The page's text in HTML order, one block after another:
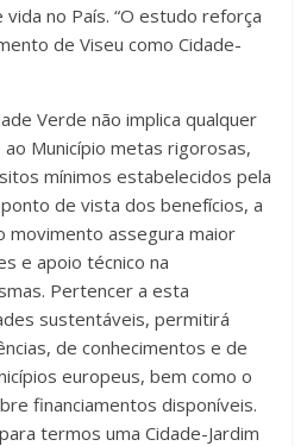
no País. “O estudo reforça
de Viseu como Cidade-
Verde não implica qualquer
Município metas rigorosas,
mínimos estabelecidos pela
de vista dos benefícios, a
movimento assegura maior
e apoio técnico na
Pertencer a esta
sustentáveis, permitirá
de conhecimentos e de
europeus, bem como o
financiamentos disponíveis.
termos uma Cidade-Jardim